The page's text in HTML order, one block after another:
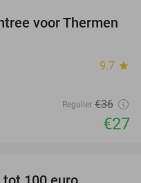
25%
voor Thermen
9.7 star
Regulier €36
€27